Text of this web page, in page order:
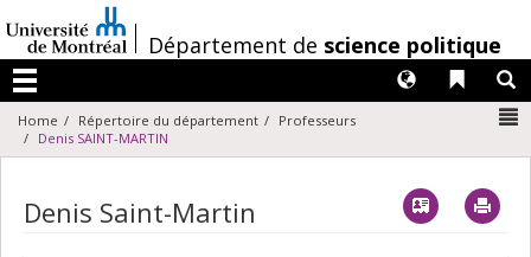
au
contenu
/Département de science politique
Menu
Liens
Langues
Home Répertoire du département
Professeurs
Denis SAINT-MARTIN
Denis Saint-Martin Vcard